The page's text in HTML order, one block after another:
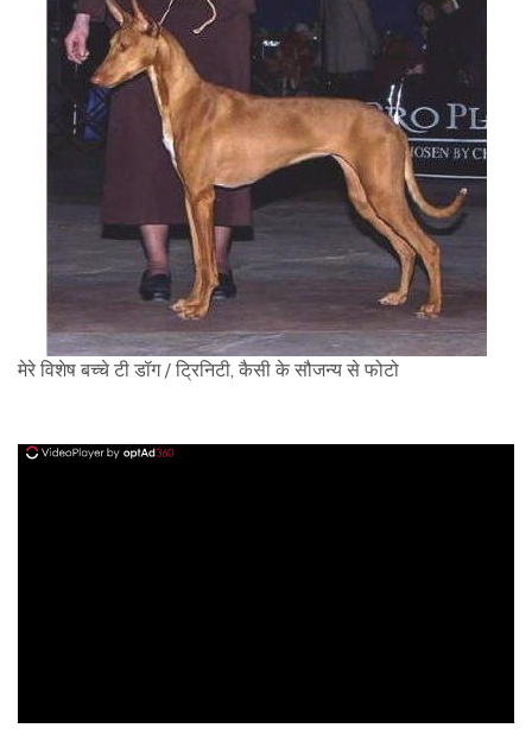
मेरे विशेष बच्चे टी डॉग / ट्रिनिटी, कैसी के सौजन्य से फोटो